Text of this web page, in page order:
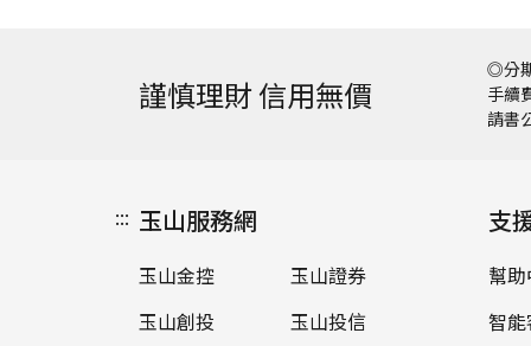
謹慎理財 信用無價
◎分
手續
請書
::: 玉山服務網
玉山金控
玉山證券
玉山創投
玉山投信
支
幫
智